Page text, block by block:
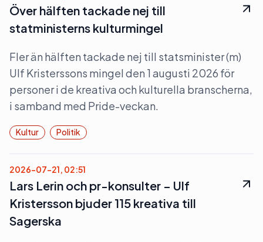
Över hälften tackade nej till
statministerns kulturmingel
Fler än hälften tackade nej till statsminister (m)
Ulf Kristerssons mingel den 1 augusti 2026 för
personer i de kreativa och kulturella branscherna,
i samband med Pride-veckan.
Kultur Politik
2026-07-21, 02:51
Lars Lerin och pr-konsulter – Ulf
Kristersson bjuder 115 kreativa till
Sagerska